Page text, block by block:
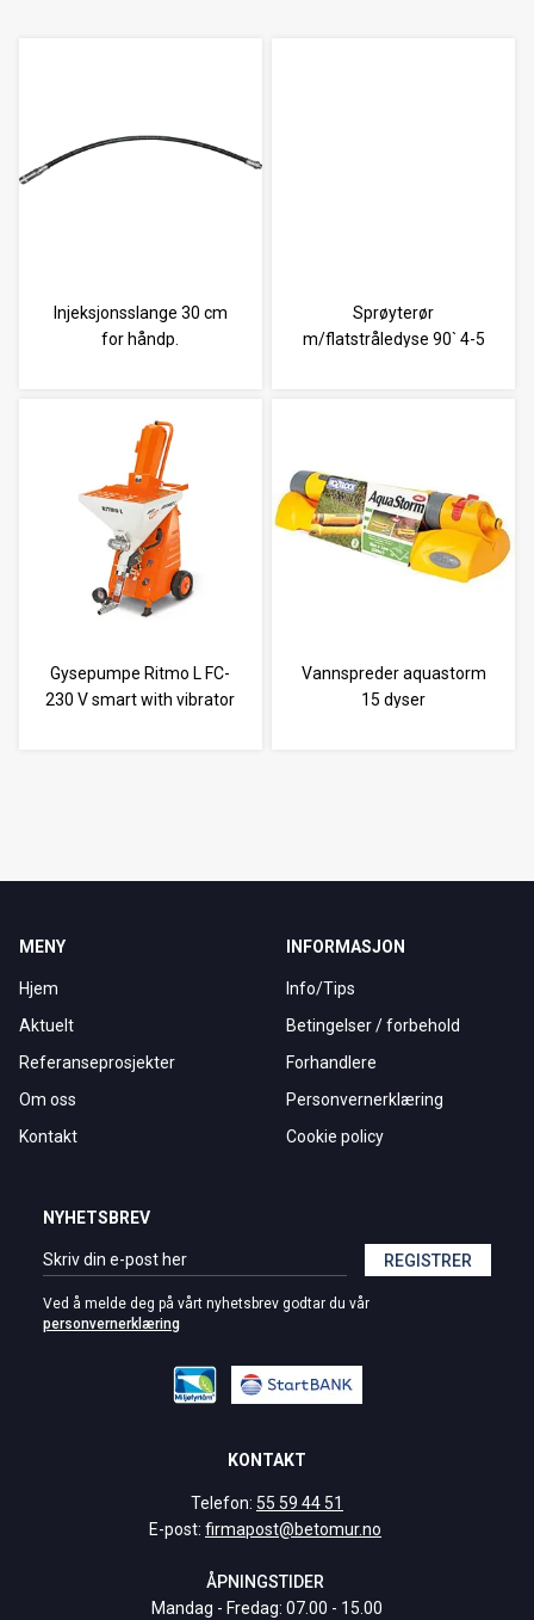
Injeksjonsslange 30 cm
for håndp.
Sprøyterør
m/flatstråledyse 90` 4-5
Gysepumpe Ritmo L FC-
230 V smart with vibrator
Vannspreder aquastorm
15 dyser
MENY
Hjem
Aktuelt
Referanseprosjekter
Om oss
Kontakt
INFORMASJON
Info/Tips
Betingelser / forbehold
Forhandlere
Personvernerklæring
Cookie policy
NYHETSBREV
REGISTRER
Ved å melde deg på vårt nyhetsbrev godtar du vår
personvernerklæring
KONTAKT
Telefon: 55 59 44 51
E-post: firmapost@betomur.no
ÅPNINGSTIDER
Mandag - Fredag: 07.00 - 15.00